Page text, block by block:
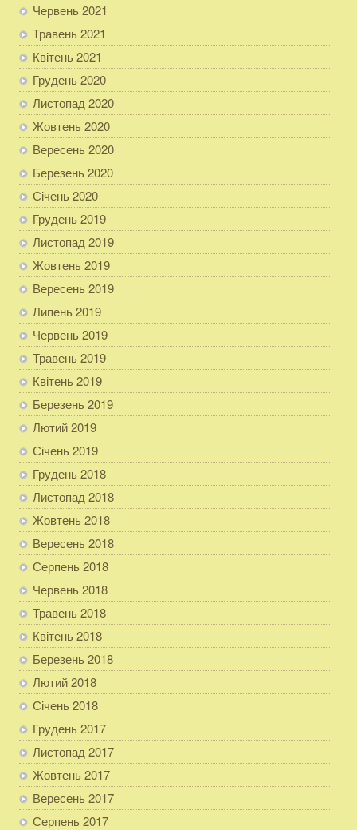
Червень 2021
Травень 2021
Квітень 2021
Грудень 2020
Листопад 2020
Жовтень 2020
Вересень 2020
Березень 2020
Січень 2020
Грудень 2019
Листопад 2019
Жовтень 2019
Вересень 2019
Липень 2019
Червень 2019
Травень 2019
Квітень 2019
Березень 2019
Лютий 2019
Січень 2019
Грудень 2018
Листопад 2018
Жовтень 2018
Вересень 2018
Серпень 2018
Червень 2018
Травень 2018
Квітень 2018
Березень 2018
Лютий 2018
Січень 2018
Грудень 2017
Листопад 2017
Жовтень 2017
Вересень 2017
Серпень 2017